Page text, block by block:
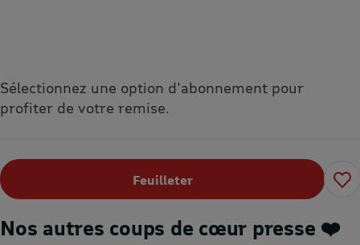
Sélectionnez une option d'abonnement pour
profiter de votre remise.
Feuilleter
Nos autres coups de cœur presse ❤️